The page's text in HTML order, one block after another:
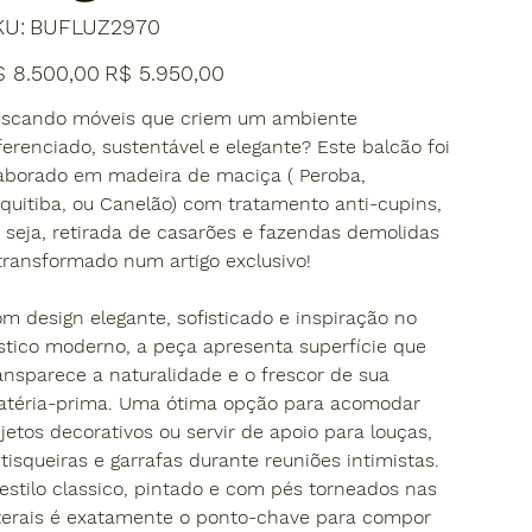
SKU
BUFLUZ2970
BUFLUZ2970
8.500,00 Preço
promocional
R$ 5.950,00
móveis que criem um ambiente
sustentável e elegante? Este balcão foi
em madeira de maciça ( Peroba,
ou Canelão) com tratamento anti-cupins,
seja, retirada de casarões e fazendas demolidas
num artigo exclusivo!
design elegante, sofisticado e inspiração no
moderno, a peça apresenta superfície que
a naturalidade e o frescor de sua
prima. Uma ótima opção para acomodar
decorativos ou servir de apoio para louças,
e garrafas durante reuniões intimistas.
classico, pintado e com pés torneados nas
é exatamente o ponto-chave para compor